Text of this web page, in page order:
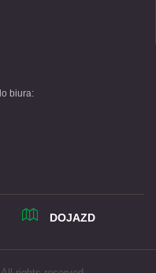
biura:
DOJAZD